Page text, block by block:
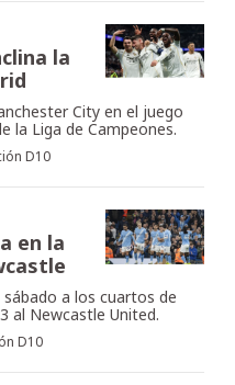
la
City en el juego
la Liga de Campeones.
D10
en la
a los cuartos de
al Newcastle United.
D10